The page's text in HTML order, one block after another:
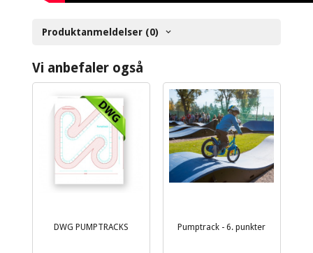
Produktanmeldelser (0)
Vi anbefaler også
DWG PUMPTRACKS Pumptrack - 6. punkter